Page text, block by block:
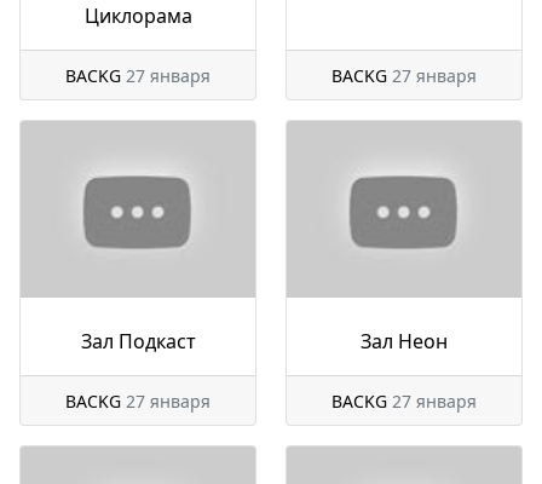
Циклорама
BACKG 27 января BACKG 27 января
Зал Подкаст
BACKG 27 января
Зал Неон
BACKG 27 января